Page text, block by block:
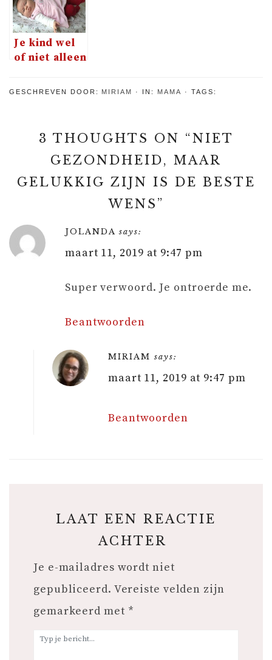
kind
Je kind wel
of niet alleen
GESCHREVEN DOOR: MIRIAM IN: MAMA TAGS:
3 THOUGHTS ON “NIET
GEZONDHEID, MAAR
GELUKKIG ZIJN IS DE BESTE
WENS ”
JOLANDA says:
maart 11, 2019 at 9:47 pm
Super verwoord. Je ontroerde me.
Beantwoorden
MIRIAM says:
maart 11, 2019 at 9:47 pm
Beantwoorden
LAAT EEN REACTIE
ACHTER
Je e-mailadres wordt niet
gepubliceerd. Vereiste velden zijn
gemarkeerd met *